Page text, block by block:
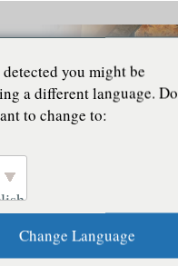
detected you might be
a different language. Do
to change to:
Change Language